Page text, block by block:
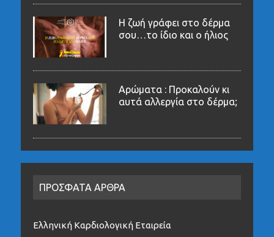
Η ζωή γράφει στο δέρμα
σου…το ίδιο και ο ήλιος
Αρώματα : Προκαλούν κι
αυτά αλλεργία στο δέρμα;
ΠΡΟΣΦΑΤΑ ΑΡΘΡΑ
Ελληνική Καρδιολογική Εταιρεία